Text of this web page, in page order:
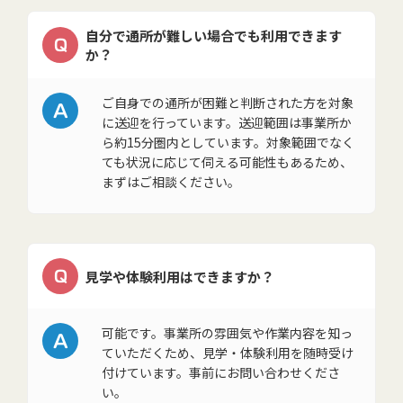
Q
自分で通所が難しい場合でも利用できます
か？
A
ご自身での通所が困難と判断された方を対象
に送迎を行っています。送迎範囲は事業所か
ら約15分圏内としています。対象範囲でなく
ても状況に応じて伺える可能性もあるため、
まずはご相談ください。
Q 見学や体験利用はできますか？
A
可能です。事業所の雰囲気や作業内容を知っ
ていただくため、見学・体験利用を随時受け
付けています。事前にお問い合わせくださ
い。